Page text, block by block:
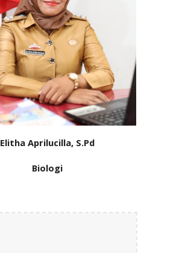
Elitha Aprilucilla, S.Pd
Biologi